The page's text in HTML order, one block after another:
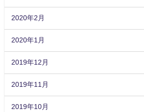
2020年2月
2020年1月
2019年12月
2019年11月
2019年10月